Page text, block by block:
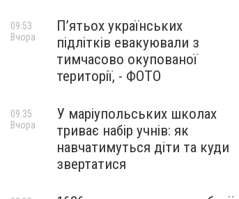
П’ятьох українських
підлітків евакуювали з
тимчасово окупованої
території, - ФОТО
09:53
Вчора
У маріупольських школах
триває набір учнів: як
навчатимуться діти та куди
звертатися
09:35
Вчора